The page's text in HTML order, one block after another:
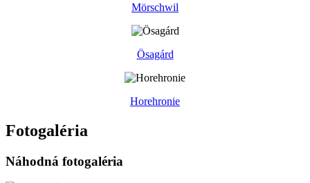
Mörschwil
Ösagárd
Horehronie
Fotogaléria
Náhodná fotogaléria